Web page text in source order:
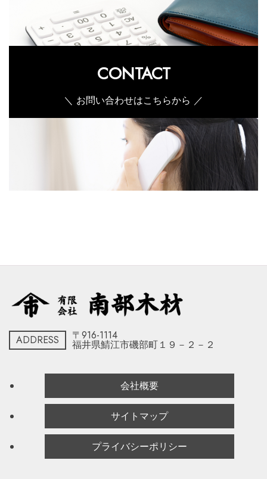
CONTACT
＼ お問い合わせはこちらから ／
ADDRESS 〒916-1114
福井県鯖江市磯部町１９－２－２
会社概要
サイトマップ
プライバシーポリシー